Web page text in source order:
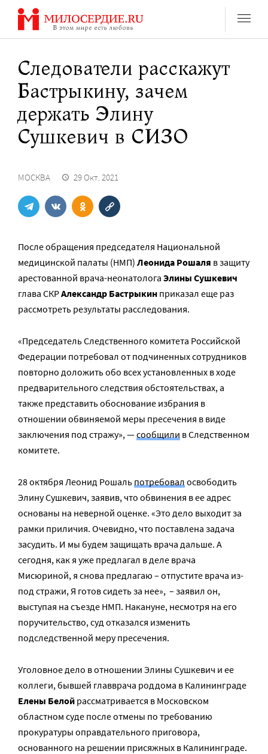
Перейти
содержанию
Следователи расскажут
Бастрыкину, зачем
держать Элину
Сушкевич в СИЗО
МОСКВА 29 Окт. 2021
После обращения председателя Национальной
медицинской палаты (НМП) Леонида Рошаля в защиту
арестованной врача-неонатолога Элины Сушкевич
глава СКРАлександр Бастрыкин приказал еще раз
рассмотреть результаты расследования.
«Председатель Следственного комитета Российской
Федерации потребовал от подчиненных сотрудников
повторно доложить обо всех установленных в ходе
предварительного следствия обстоятельствах, а
также представить обоснование избрания в
отношении обвиняемой меры пресечения в виде
заключения под стражу», —сообщили в Следственном
комитете.
28 октября Леонид Рошальпотребовалосвободить
Элину Сушкевич, заявив, что обвинения в ее адрес
основаны на неверной оценке. «Это дело выходит за
рамки приличия. Очевидно, что поставлена задача
засудить. И мы будем защищать врача дальше. А
сегодня, как я уже предлагал в деле врача
Мисюриной, я снова предлагаю – отпустите врача из-
под стражи, Я готов сидеть за нее», – заявил он,
выступая на съезде НМП. Накануне, несмотря на его
поручительство, суд отказался изменить
подследственной меру пресечения.
Уголовное дело в отношении Элины Сушкевич и ее
коллеги, бывшей главврача роддома в Калининграде
Елены Белой рассматривается в Московском
областном суде после отмены по требованию
прокуратуры оправдательного приговора,
основанного на решении присяжных в Калининграде.